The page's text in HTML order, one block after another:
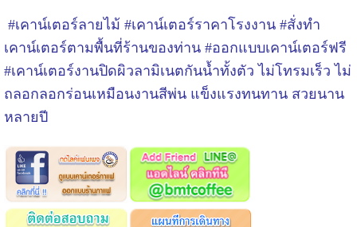
#เคาน์เตอร์ลายไม้ #เคาน์เตอร์ราคาโรงงาน #สั่งทำ
เคาน์เตอร์ตามพื้นที่ร้านของท่าน #ออกแบบเคาน์เตอร์ฟรี
#เคาน์เตอร์งานปิดผิวลามิเนตกันน้ำทั้งตัว ไม่โทรมเร็ว ไม่
ถลอกลอกร่อนเหมือนงานสีพ่น แข็งแรงทนทาน สวยนาน
หลายปี